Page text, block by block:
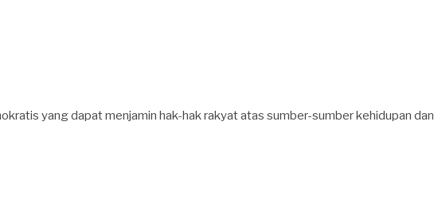
yang dapat menjamin hak-hak rakyat atas sumber-sumber kehidupan dan